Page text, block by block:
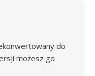
do
możesz go